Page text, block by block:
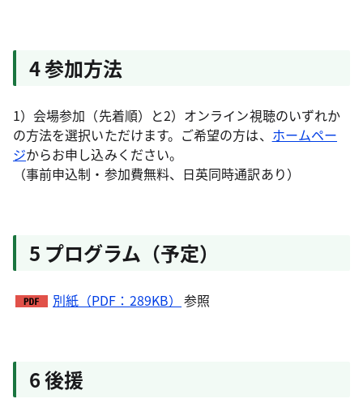
4 参加方法
1）会場参加（先着順）と2）オンライン視聴のいずれか
の方法を選択いただけます。ご希望の方は、 ホームペー
ジからお申し込みください。
（事前申込制・参加費無料、日英同時通訳あり）
5 プログラム（予定）
別紙（PDF：289KB） 参照
6 後援